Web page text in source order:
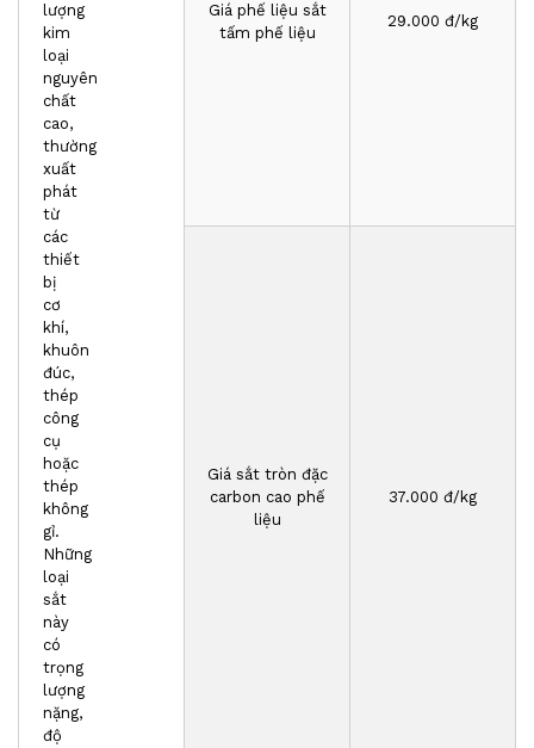
lượng
kim
loại
nguyên
chất
cao,
thường
xuất
phát
từ
các
thiết
bị
cơ
khí,
khuôn
đúc,
thép
công
cụ
hoặc
thép
không
gỉ.
Những
loại
sắt
này
có
trọng
lượng
nặng,
độ
Giá phế liệu sắt
tấm phế liệu
29.000 đ/kg
Giá sắt tròn đặc
carbon cao phế
liệu
37.000 đ/kg